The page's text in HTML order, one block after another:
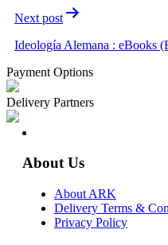
Next post
Ideología Alemana : eBooks
Payment Options
Delivery Partners
About Us
About ARK
Delivery Terms &
Privacy Policy